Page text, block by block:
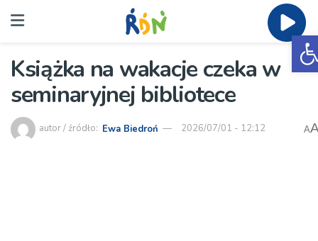
Książka na wakacje czeka w
seminaryjnej bibliotece
autor / źródło: Ewa Biedroń 2026/07/01 - 12:12 A